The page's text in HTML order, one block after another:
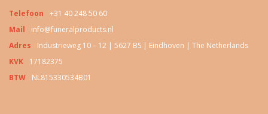
Telefoon
+31 40 248 50 60
Mail
info@funeralproducts.nl
Adres
Industrieweg 10 – 12 | 5627 BS | Eindhoven | The Netherlands
KVK
17182375
BTW
NL815330534B01